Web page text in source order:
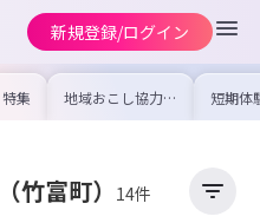
新規登録/ログイン
特集 地域おこし協力隊
の求人やイベント
を集めました！仕
けよう
短期体
り〜数
域を知
（竹富町） 14件